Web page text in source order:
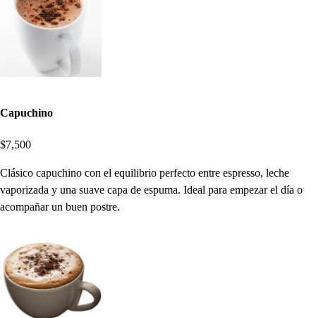
Capuchino
$7,500
Clásico capuchino con el equilibrio perfecto entre espresso, leche
vaporizada y una suave capa de espuma. Ideal para empezar el día o
acompañar un buen postre.